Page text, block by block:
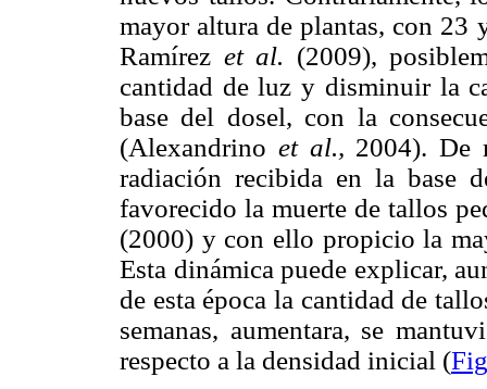
mayor altura de plantas, con 23
Ramírez et al. (2009),
cantidad de luz y disminuir la
base del dosel, con la
(Alexandrino et al., 2004). De
radiación recibida en la base
favorecido la muerte de tallos
(2000) y con ello propicio la
Esta dinámica puede explicar,
de esta época la cantidad de
semanas, aumentara, se
respecto a la densidad inicial (